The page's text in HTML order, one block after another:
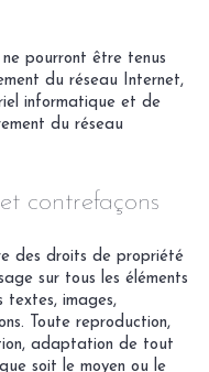
pourront être tenus
du réseau Internet,
informatique et de
du réseau
contrefaçons
des droits de propriété
sur tous les éléments
textes, images,
Toute reproduction,
adaptation de tout
soit le moyen ou le